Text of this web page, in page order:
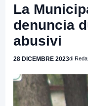
La
denuncia
abusivi
28 DICEMBRE 2023di